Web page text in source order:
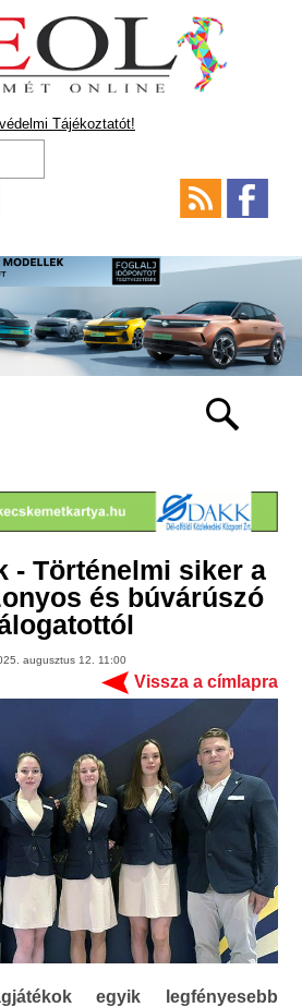
Tájékoztatót!
- Történelmi siker a
és búvárúszó
augusztus 12. 11:00
Vissza a címlapra
egyik legfényesebb